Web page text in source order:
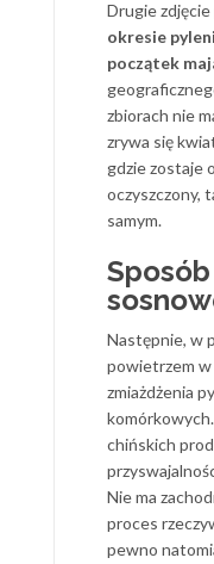
Drugie
okresie
początek
zbiorach nie
zrywa się
gdzie zostaje
oczyszczony,
samym.
Następnie, w
powietrzem
zmiażdżenia
chińskich
Nie ma
proces
pewno